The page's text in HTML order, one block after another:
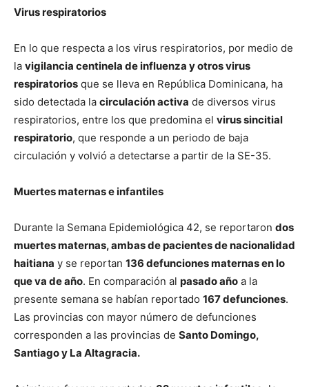
Virus respiratorios
En lo que respecta a los virus respiratorios, por medio de
la vigilancia centinela de influenza y otros virus
respiratorios que se lleva en República Dominicana, ha
sido detectada la circulación activa de diversos virus
respiratorios, entre los que predomina el virus sincitial
respiratorio, que responde a un periodo de baja
circulación y volvió a detectarse a partir de la SE-35.
Muertes maternas e infantiles
Durante la Semana Epidemiológica 42, se reportaron dos
muertes maternas, ambas de pacientes de nacionalidad
haitiana y se reportan 136 defunciones maternas en lo
que va de año. En comparación al pasado año a la
presente semana se habían reportado 167 defunciones.
Las provincias con mayor número de defunciones
corresponden a las provincias de Santo Domingo,
Santiago y La Altagracia.